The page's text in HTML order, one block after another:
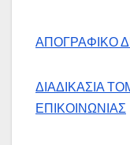
ΑΠΟΓΡΑΦΙΚΟ
ΔΙΑΔΙΚΑΣΙΑ
ΕΠΙΚΟΙΝΩΝΙΑΣ